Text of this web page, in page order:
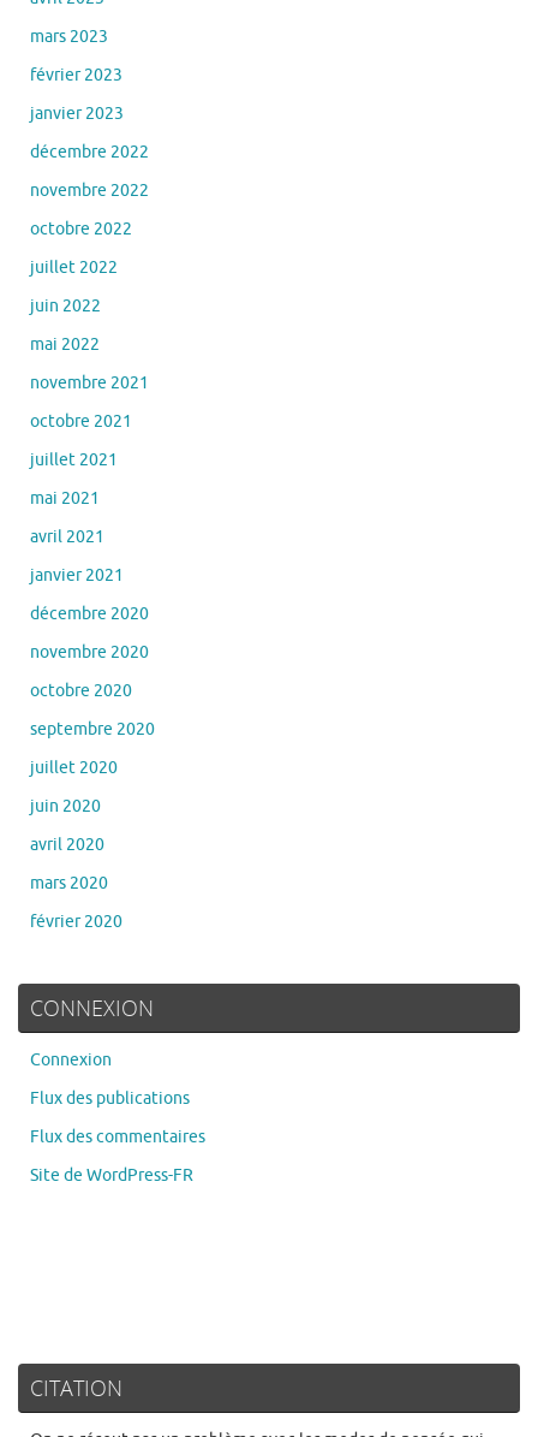
mars 2023
février 2023
janvier 2023
décembre 2022
novembre 2022
octobre 2022
juillet 2022
juin 2022
mai 2022
novembre 2021
octobre 2021
juillet 2021
mai 2021
avril 2021
janvier 2021
décembre 2020
novembre 2020
octobre 2020
septembre 2020
juillet 2020
juin 2020
avril 2020
mars 2020
février 2020
CONNEXION
Connexion
Flux des publications
Flux des commentaires
Site de WordPress-FR
CITATION